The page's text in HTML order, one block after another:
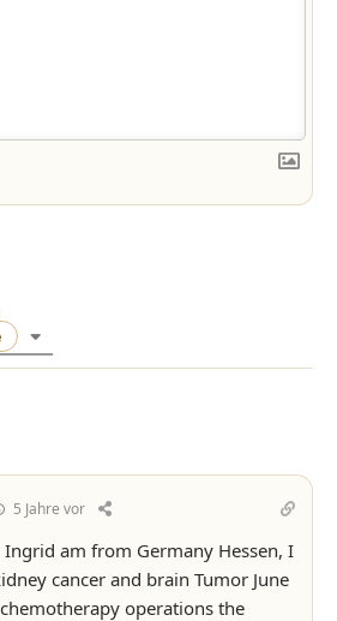
5 Jahre vor
am from Germany Hessen, I
cancer and brain Tumor June
operations the